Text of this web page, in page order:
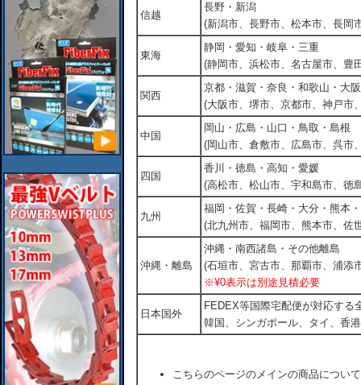
信越
長野・新潟
(新潟市、長野市、松本市、長岡
東海
静岡・愛知・岐阜・三重
(静岡市、浜松市、名古屋市、豊
関西
京都・滋賀・奈良・和歌山・大
(大阪市、堺市、京都市、神戸市
中国
岡山・広島・山口・鳥取・島根
(岡山市、倉敷市、広島市、呉市
四国
香川・徳島・高知・愛媛
(高松市、松山市、宇和島市、徳
九州
福岡・佐賀・長崎・大分・熊本
(北九州市、福岡市、熊本市、佐
沖縄・離島
沖縄・南西諸島・その他離島
(石垣市、宮古市、那覇市、浦添
※¥0表示は別途見積必要
日本国外
FEDEX等国際宅配便が対応す
韓国、シンガポール、タイ、香
こちらのページのメインの商品につい